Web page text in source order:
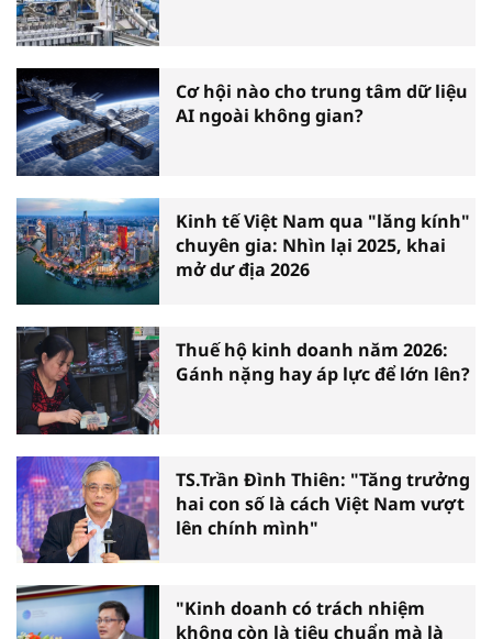
Cơ hội nào cho trung tâm dữ liệu
AI ngoài không gian?
Kinh tế Việt Nam qua "lăng kính"
chuyên gia: Nhìn lại 2025, khai
mở dư địa 2026
Thuế hộ kinh doanh năm 2026:
Gánh nặng hay áp lực để lớn lên?
TS.Trần Đình Thiên: "Tăng trưởng
hai con số là cách Việt Nam vượt
lên chính mình"
"Kinh doanh có trách nhiệm
không còn là tiêu chuẩn mà là